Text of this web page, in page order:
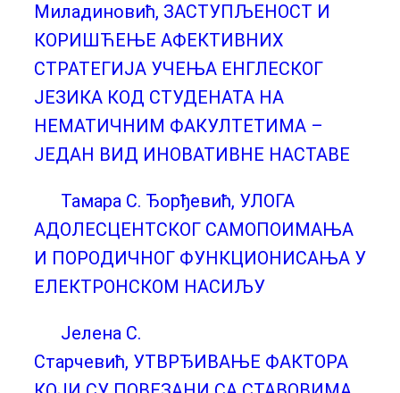
Миладиновић, ЗАСТУПЉЕНОСТ И
КОРИШЋЕЊЕ АФЕКТИВНИХ
СТРАТЕГИЈА УЧЕЊА ЕНГЛЕСКОГ
ЈЕЗИКА КОД СТУДЕНАТА НА
НЕМАТИЧНИМ ФАКУЛТЕТИМА –
ЈЕДАН ВИД ИНОВАТИВНЕ НАСТАВЕ
Тамара С. Ђорђевић, УЛОГА
АДОЛЕСЦЕНТСКОГ САМОПОИМАЊА
И ПОРОДИЧНОГ ФУНКЦИОНИСАЊА У
ЕЛЕКТРОНСКОМ НАСИЉУ
Јелена С.
Старчевић, УТВРЂИВАЊЕ ФАКТОРА